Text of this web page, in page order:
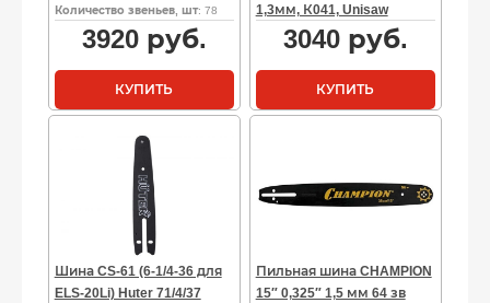
Количество звеньев, шт: 78
3920руб.
КУПИТЬ
1,3мм, К041, Unisaw
3040руб.
КУПИТЬ
Шина CS-61 (6-1/4-36 для
ELS-20Li) Huter 71/4/37
Пильная шина CHAMPION
15″ 0,325″ 1,5 мм 64 зв